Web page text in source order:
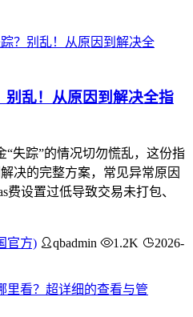
别乱！从原因到解决全指
“失踪”的情况切勿慌乱，这份指
决的完整方案，常见异常原因
费设置过低导致交易未打包、
官方) qbadmin 1.2K
2026-